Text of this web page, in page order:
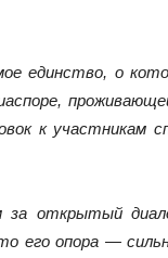
единство, о
к участникам
за открытый
его опора —